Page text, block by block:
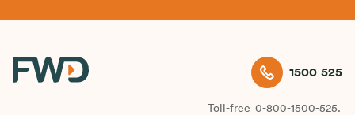
1500 525
Toll-free 0-800-1500-525.